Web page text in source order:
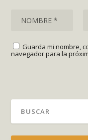
Guarda mi nombre,
navegador para la